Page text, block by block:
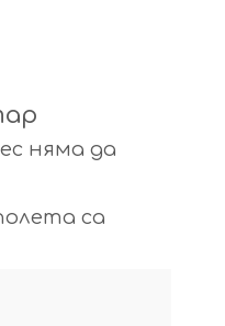
няма да
са